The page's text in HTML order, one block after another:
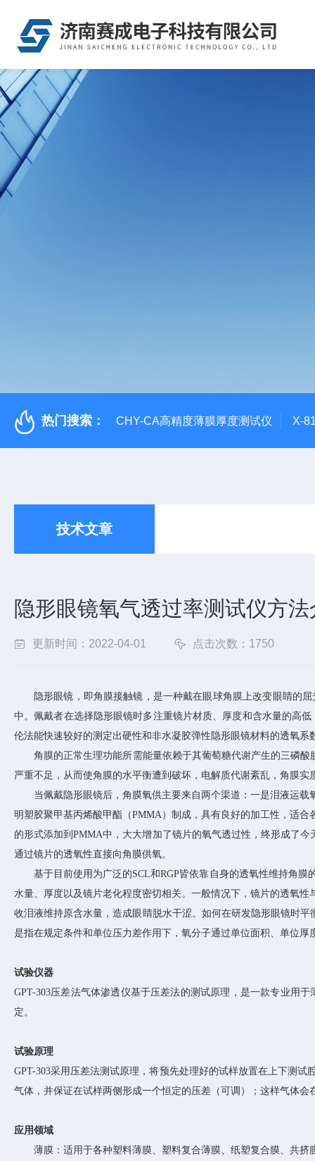
热门搜索： CHY-CA高精度薄膜厚度测试仪 X-
技术文章
隐形眼镜氧气透过率测试仪方法
更新时间：2022-04-01 点击次数：1750
隐形眼镜，即角膜接触镜，是一种戴在眼球角膜上改变眼睛的
中。佩戴者在选择隐形眼镜时多注重镜片材质、厚度和含水量的高
伦法能快速较好的测定出硬性和非水凝胶弹性隐形眼镜材料的透氧
角膜的正常生理功能所需能量依赖于其葡萄糖代谢产生的三磷酸
严重不足，从而使角膜的水平衡遭到破坏，电解质代谢紊乱，角膜
当佩戴隐形眼镜后，角膜氧供主要来自两个渠道：一是泪液运
明塑胶聚甲基丙烯酸甲酯（PMMA）制成，具有良好的加工性，适合
的形式添加到PMMA中，大大增加了镜片的氧气透过性，终形成了
通过镜片的透氧性直接向角膜供氧。
基于目前使用为广泛的SCL和RGP皆依靠自身的透氧性维持角
水量、厚度以及镜片老化程度密切相关。一般情况下，镜片的透氧
收泪液维持原含水量，造成眼睛脱水干涩。如何在研发隐形眼镜时
是指在规定条件和单位压力差作用下，氧分子通过单位面积、单位
试验仪器
GPT-303压差法气体渗透仪基于压差法的测试原理，是一款专业用
定。
试验原理
GPT-303采用压差法测试原理，将预先处理好的试样放置在上下测
气体，并保证在试样两侧形成一个恒定的压差（可调）；这样气体
应用领域
薄膜 ： 适用于各种塑料薄膜、塑料复合薄膜、纸塑复合膜、共挤